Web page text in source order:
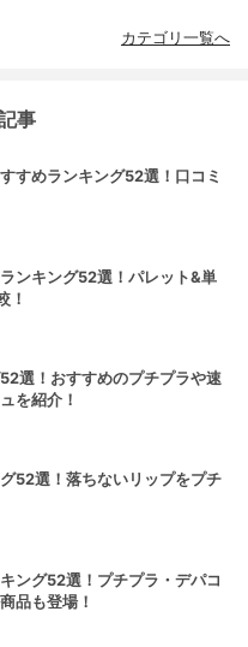
カテゴリ一覧へ
事
すめランキング52選！口コミ
ンキング52選！パレット&単
！
選！おすすめのプチプラや速
を紹介！
52選！落ちないリップをプチ
ング52選！プチプラ・デパコ
品も登場！